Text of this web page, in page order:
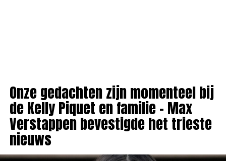
Onze gedachten zijn momenteel bij
de Kelly Piquet en familie – Max
Verstappen bevestigde het trieste
nieuws